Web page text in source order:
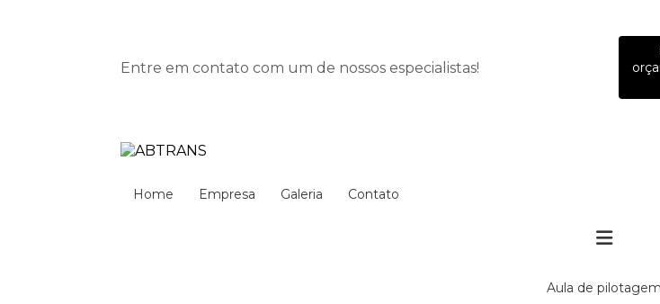
Entre em contato com um de nossos especialistas!
Home Empresa Galeria Contato
aula de pilotagem